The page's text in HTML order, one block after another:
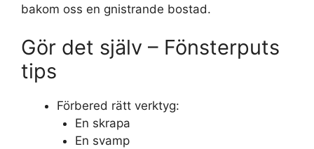
bakom oss en gnistrande bostad.
Gör det själv – Fönsterputs
tips
Förbered rätt verktyg:
En skrapa
En svamp